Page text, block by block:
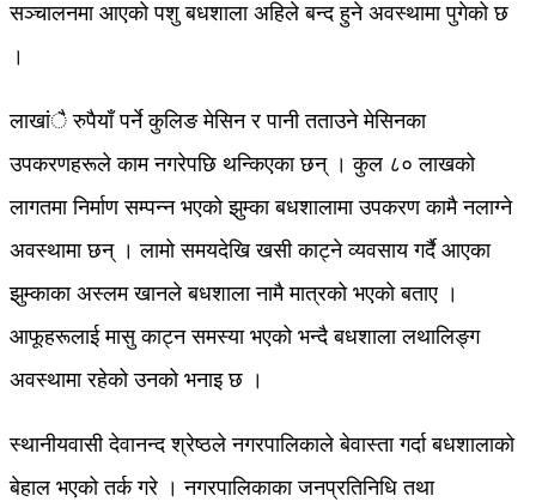
सञ्चालनमा आएको पशु बधशाला अहिले बन्द हुने अवस्थामा पुगेको छ
।
लाखांै रुपैयाँ पर्ने कुलिङ मेसिन र पानी तताउने मेसिनका
उपकरणहरूले काम नगरेपछि थन्किएका छन् । कुल ८० लाखको
लागतमा निर्माण सम्पन्न भएको झुम्का बधशालामा उपकरण कामै नलाग्ने
अवस्थामा छन् । लामो समयदेखि खसी काट्ने व्यवसाय गर्दै आएका
झुम्काका अस्लम खानले बधशाला नामै मात्रको भएको बताए ।
आफूहरूलाई मासु काट्न समस्या भएको भन्दै बधशाला लथालिङ्ग
अवस्थामा रहेको उनको भनाइ छ ।
स्थानीयवासी देवानन्द श्रेष्ठले नगरपालिकाले बेवास्ता गर्दा बधशालाको
बेहाल भएको तर्क गरे । नगरपालिकाका जनप्रतिनिधि तथा